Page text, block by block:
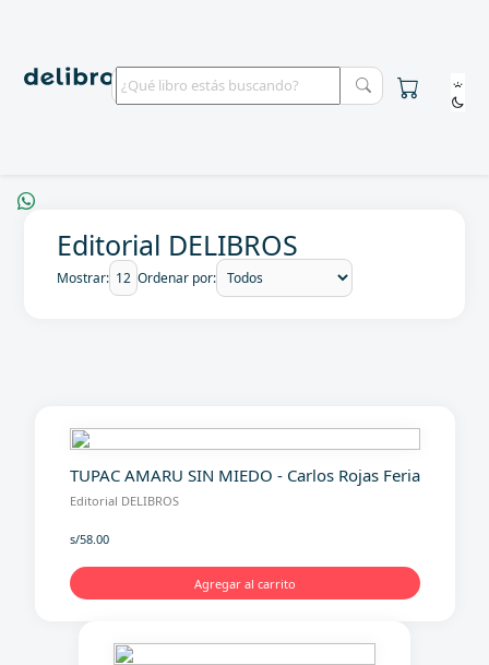
Editorial DELIBROS
Mostrar: Ordenar por:
TUPAC AMARU SIN MIEDO - Carlos Rojas Feria
Editorial DELIBROS
s/58.00
Agregar al carrito